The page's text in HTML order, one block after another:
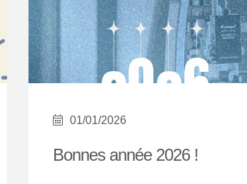
01/01/2026
Bonnes année 2026 !
TROA
Créateur du site Internet